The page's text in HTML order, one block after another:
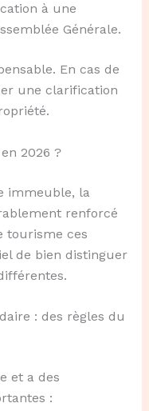
à une
Générale.
En cas de
une clarification
2026 ?
immeuble, la
renforcé
tourisme ces
de bien distinguer
: des règles du
et a des
: